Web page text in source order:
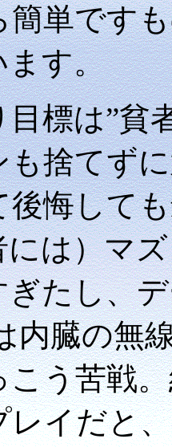
簡単です
ます。
標は”貧
も捨てず
後悔して
は）マズ
ぎたし、
内臓の無
う苦戦
レイだと